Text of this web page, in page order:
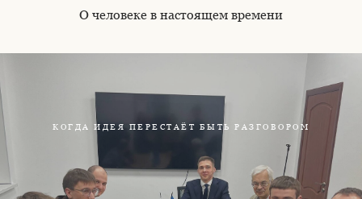
О человеке в настоящем времени
КОГДА ИДЕЯ ПЕРЕСТАЁТ БЫТЬ РАЗГОВОРОМ